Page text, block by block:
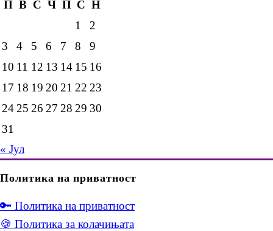
П В С Ч П С Н
1
2
3
4 5 6 7 8
9
10 11 12 13 14 15 16
17 18 19 20 21 22 23
2425 26 27 28 29 30
31
« Јул
Политика на приватност
🔑 Политика на приватност
🍪 Политика за колачињата